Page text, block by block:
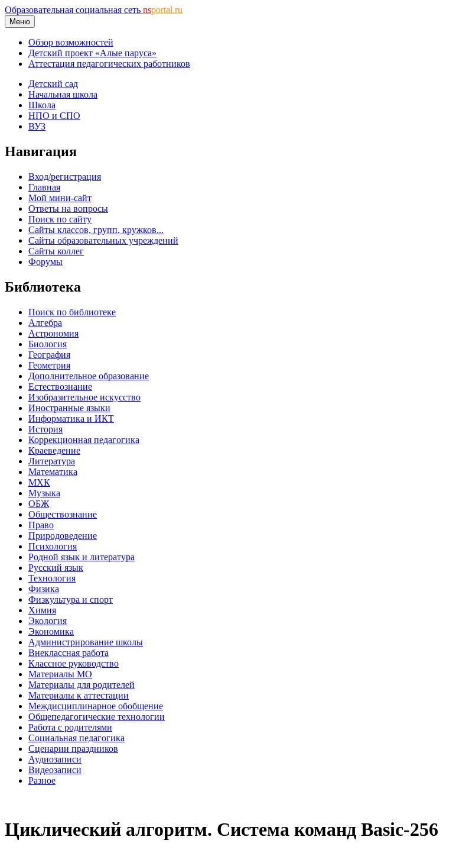
Образовательная социальная сеть nsportal.ru
Меню
Обзор возможностей
Детский проект «Алые паруса»
Аттестация педагогических работников
Детский сад
Начальная школа
Школа
НПО и СПО
ВУЗ
Навигация
Вход/регистрация
Главная
Мой мини-сайт
Ответы на вопросы
Поиск по сайту
Сайты классов, групп, кружков...
Сайты образовательных учреждений
Сайты коллег
Форумы
Библиотека
Поиск по библиотеке
Алгебра
Астрономия
Биология
География
Геометрия
Дополнительное образование
Естествознание
Изобразительное искусство
Иностранные языки
Информатика и ИКТ
История
Коррекционная педагогика
Краеведение
Литература
Математика
МХК
Музыка
ОБЖ
Обществознание
Право
Природоведение
Психология
Родной язык и литература
Русский язык
Технология
Физика
Физкультура и спорт
Химия
Экология
Экономика
Администрирование школы
Внеклассная работа
Классное руководство
Материалы МО
Материалы для родителей
Материалы к аттестации
Междисциплинарное обобщение
Общепедагогические технологии
Работа с родителями
Социальная педагогика
Сценарии праздников
Аудиозаписи
Видеозаписи
Разное
Циклический алгоритм. Система команд Basic-256